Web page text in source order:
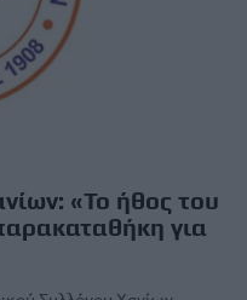
«Το ήθος του
για